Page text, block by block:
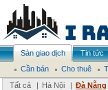
Sàn giao dịch Tin tức
Cần bán
Cho thuê
Tất cả
| Hà Nội | Đà Nẵng